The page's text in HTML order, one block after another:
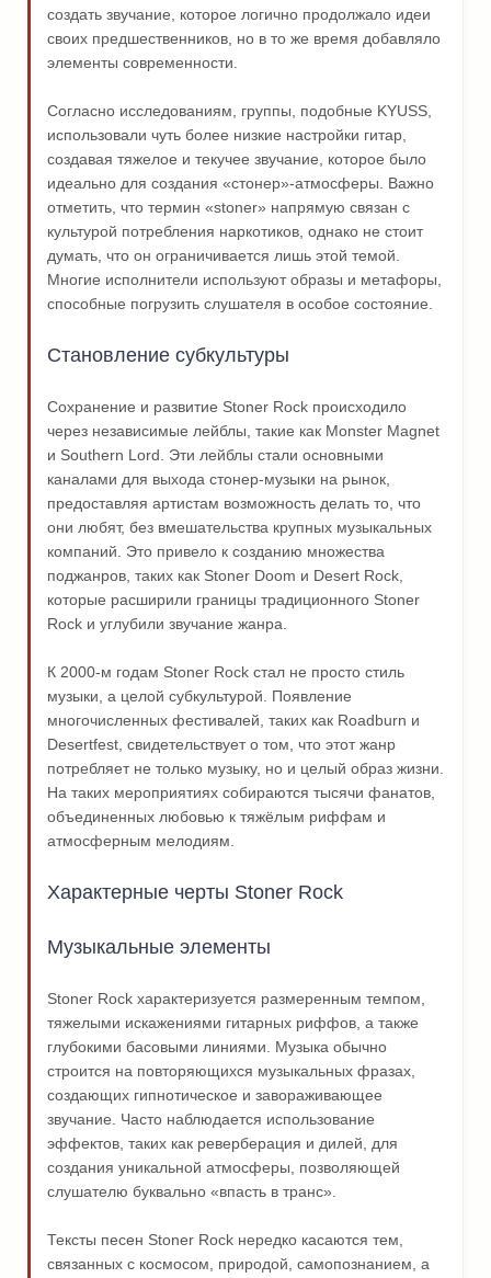
создать звучание, которое логично продолжало идеи
своих предшественников, но в то же время добавляло
элементы современности.
Согласно исследованиям, группы, подобные KYUSS,
использовали чуть более низкие настройки гитар,
создавая тяжелое и текучее звучание, которое было
идеально для создания «стонер»-атмосферы. Важно
отметить, что термин «stoner» напрямую связан с
культурой потребления наркотиков, однако не стоит
думать, что он ограничивается лишь этой темой.
Многие исполнители используют образы и метафоры,
способные погрузить слушателя в особое состояние.
Становление субкультуры
Сохранение и развитие Stoner Rock происходило
через независимые лейблы, такие как Monster Magnet
и Southern Lord. Эти лейблы стали основными
каналами для выхода стонер-музыки на рынок,
предоставляя артистам возможность делать то, что
они любят, без вмешательства крупных музыкальных
компаний. Это привело к созданию множества
поджанров, таких как Stoner Doom и Desert Rock,
которые расширили границы традиционного Stoner
Rock и углубили звучание жанра.
К 2000-м годам Stoner Rock стал не просто стиль
музыки, а целой субкультурой. Появление
многочисленных фестивалей, таких как Roadburn и
Desertfest, свидетельствует о том, что этот жанр
потребляет не только музыку, но и целый образ жизни.
На таких мероприятиях собираются тысячи фанатов,
объединенных любовью к тяжёлым риффам и
атмосферным мелодиям.
Характерные черты Stoner Rock
Музыкальные элементы
Stoner Rock характеризуется размеренным темпом,
тяжелыми искажениями гитарных риффов, а также
глубокими басовыми линиями. Музыка обычно
строится на повторяющихся музыкальных фразах,
создающих гипнотическое и завораживающее
звучание. Часто наблюдается использование
эффектов, таких как реверберация и дилей, для
создания уникальной атмосферы, позволяющей
слушателю буквально «впасть в транс».
Тексты песен Stoner Rock нередко касаются тем,
связанных с космосом, природой, самопознанием, а